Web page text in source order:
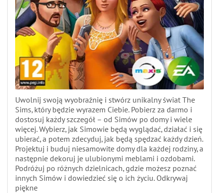
Uwolnij swoją wyobraźnię i stwórz unikalny świat The
Sims, który będzie wyrazem Ciebie. Pobierz za darmo i
dostosuj każdy szczegół – od Simów po domy i wiele
więcej. Wybierz, jak Simowie będą wyglądać, działać i się
ubierać, a potem zdecyduj, jak będą spędzać każdy dzień.
Projektuj i buduj niesamowite domy dla każdej rodziny, a
następnie dekoruj je ulubionymi meblami i ozdobami.
Podróżuj po różnych dzielnicach, gdzie możesz poznać
innych Simów i dowiedzieć się o ich życiu. Odkrywaj
piękne